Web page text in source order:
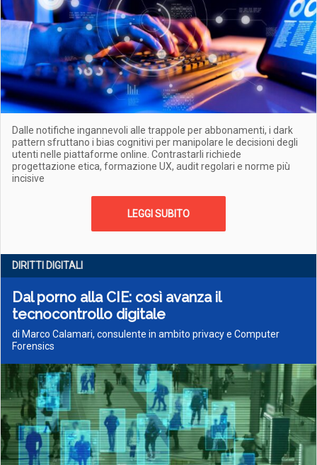
Dalle notifiche ingannevoli alle trappole per abbonamenti, i dark
pattern sfruttano i bias cognitivi per manipolare le decisioni degli
utenti nelle piattaforme online. Contrastarli richiede
progettazione etica, formazione UX, audit regolari e norme più
incisive
LEGGI SUBITO
DIRITTI DIGITALI
Dal porno alla CIE: così avanza il
tecnocontrollo digitale
di Marco Calamari, consulente in ambito privacy e Computer
Forensics